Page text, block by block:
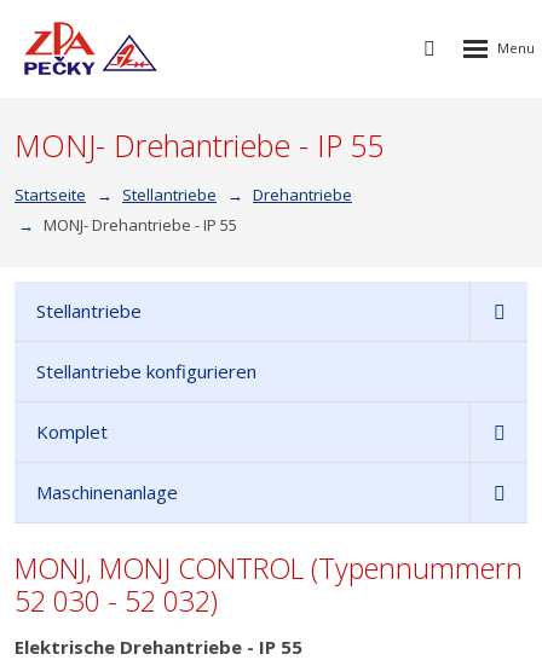
Vyhledávání
Rozbalení
MONJ- Drehantriebe - IP 55
Startseite Stellantriebe
Drehantriebe
MONJ- Drehantriebe - IP 55
Stellantriebe
Stellantriebe konfigurieren
Komplet
Maschinenanlage
MONJ, MONJ CONTROL (Typennummern
52 030 - 52 032)
Elektrische Drehantriebe - IP 55